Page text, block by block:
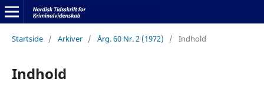
Startside / Arkiver / Årg. 60 Nr. 2 (1972) / Indhold
Indhold